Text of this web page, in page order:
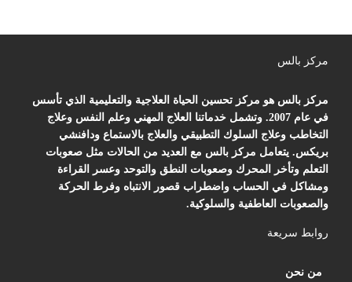
مركز بالس
مركز بالس هو مركز تحسين الحياة العلاجية والتعليمية الذي تأسس
في عام 2007. وتشمل خدماتنا العلاج المهني وعلم النفس وعلاج
التخاطب وعلاج السلوك التطبيقي والعلاج بالاستماع ودافنشي
بريكس. يتعامل مركز بالس مع العديد من الحالات مثل صعوبات
التعلم وتأخر المحرك وصعوبات النطق والتوحد وعسر القراءة
ومشاكل في الحساب واضطراب قصور الانتباه وفرط الحركة
والصعوبات العاطفية والسلوكية.
روابط سريعة
من نحن